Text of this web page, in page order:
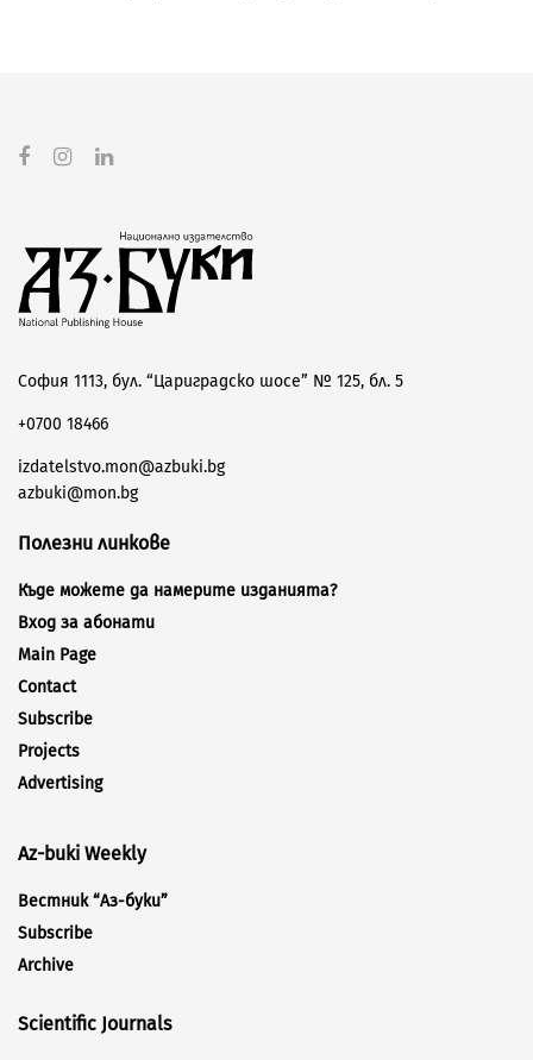
София 1113, бул. “Цариградско шосе” № 125, бл. 5
+0700 18466
izdatelstvo.mon@azbuki.bg
azbuki@mon.bg
Полезни линкове
Къде можете да намерите изданията?
Вход за абонати
Main Page
Contact
Subscribe
Projects
Advertising
Az-buki Weekly
Вестник “Аз-буки”
Subscribe
Archive
Scientific Journals